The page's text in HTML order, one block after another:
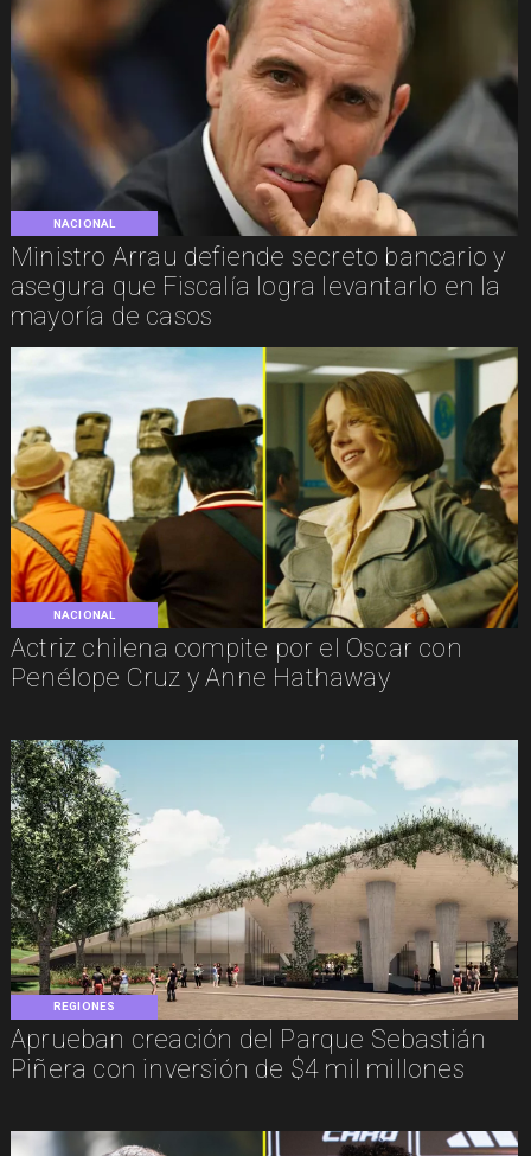
NACIONAL
Ministro Arrau defiende secreto bancario y
asegura que Fiscalía logra levantarlo en la
mayoría de casos
NACIONAL
Actriz chilena compite por el Oscar con
Penélope Cruz y Anne Hathaway
REGIONES
Aprueban creación del Parque Sebastián
Piñera con inversión de $4 mil millones